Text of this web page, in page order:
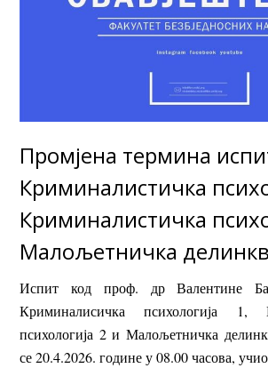
Промјена термина
Криминалистичка
Криминалистичка
Малољетничка
Испит код проф. др Валентине
Криминалисичка психологија 1,
психологија 2 и Малољетничка
се 20.4.2026. године у 08.00 часова,